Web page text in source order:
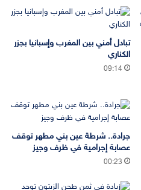
تبادل أمني بين المغرب وإسبانيا بجزر
الكناري
09:14
جرادة.. شرطة عين بني مطهر توقف
عصابة إجرامية في ظرف وجيز
00:23